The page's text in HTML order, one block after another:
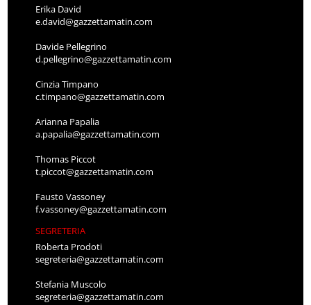
Erika David
e.david@gazzettamatin.com
Davide Pellegrino
d.pellegrino@gazzettamatin.com
Cinzia Timpano
c.timpano@gazzettamatin.com
Arianna Papalia
a.papalia@gazzettamatin.com
Thomas Piccot
t.piccot@gazzettamatin.com
Fausto Vassoney
f.vassoney@gazzettamatin.com
SEGRETERIA
Roberta Prodoti
segreteria@gazzettamatin.com
Stefania Muscolo
segreteria@gazzettamatin.com